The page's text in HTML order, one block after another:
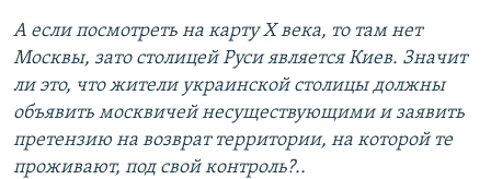
А если посмотреть на карту X века, то там нет
Москвы, зато столицей Руси является Киев. Значит
ли это, что жители украинской столицы должны
объявить москвичей несуществующими и заявить
претензию на возврат территории, на которой те
проживают, под свой контроль?..